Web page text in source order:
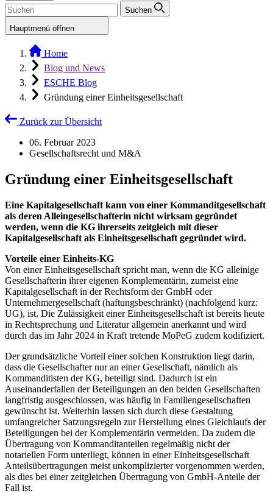
Suchen
Hauptmenü öffnen
Home
Blog und News
ESCHE Blog
Gründung einer Einheitsgesellschaft
Zurück zur Übersicht
06. Februar 2023
Gesellschaftsrecht und M&A
Gründung einer Einheitsgesellschaft
Eine Kapitalgesellschaft kann von einer Kommanditgesellschaft
als deren Alleingesellschafterin nicht wirksam gegründet
werden, wenn die KG ihrerseits zeitgleich mit dieser
Kapitalgesellschaft als Einheitsgesellschaft gegründet wird.
Vorteile einer Einheits-KG
Von einer Einheitsgesellschaft spricht man, wenn die KG alleinige
Gesellschafterin ihrer eigenen Komplementärin, zumeist eine
Kapitalgesellschaft in der Rechtsform der GmbH oder
Unternehmergesellschaft (haftungsbeschränkt) (nachfolgend kurz:
UG), ist. Die Zulässigkeit einer Einheitsgesellschaft ist bereits heute
in Rechtsprechung und Literatur allgemein anerkannt und wird
durch das im Jahr 2024 in Kraft tretende MoPeG zudem kodifiziert.
Der grundsätzliche Vorteil einer solchen Konstruktion liegt darin,
dass die Gesellschafter nur an einer Gesellschaft, nämlich als
Kommanditisten der KG, beteiligt sind. Dadurch ist ein
Auseinanderfallen der Beteiligungen an den beiden Gesellschaften
langfristig ausgeschlossen, was häufig in Familiengesellschaften
gewünscht ist. Weiterhin lassen sich durch diese Gestaltung
umfangreicher Satzungsregeln zur Herstellung eines Gleichlaufs der
Beteiligungen bei der Komplementärin vermeiden. Da zudem die
Übertragung von Kommanditanteilen regelmäßig nicht der
notariellen Form unterliegt, können in einer Einheitsgesellschaft
Anteilsübertragungen meist unkomplizierter vorgenommen werden,
als dies bei einer zeitgleichen Übertragung von GmbH-Anteile der
Fall ist.